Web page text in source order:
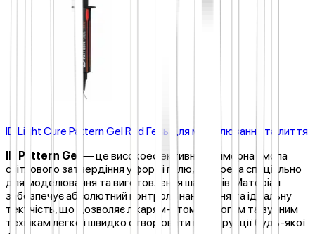
ID Light Cure Pattern Gel Red Гель для моделювання та лиття
ID Pattern Gel — це високоефективна полімерна смола
світлового затвердіння у формі гелю, створена спеціально
для моделювання та виготовлення шаблонів. Матеріал
забезпечує абсолютний контроль нанесення та ідеальну
текучість, що дозволяє лікарям-стоматологам та зубним
технікам легко і швидко створювати конструкції будь-якої